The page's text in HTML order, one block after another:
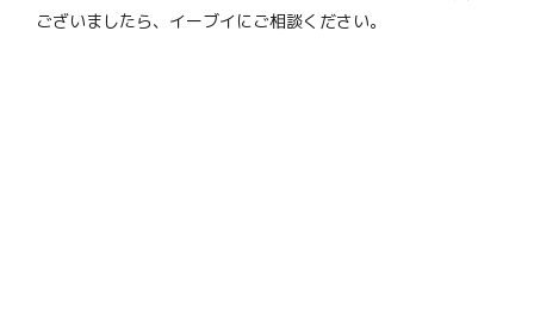
ございましたら、イーブイにご相談ください。